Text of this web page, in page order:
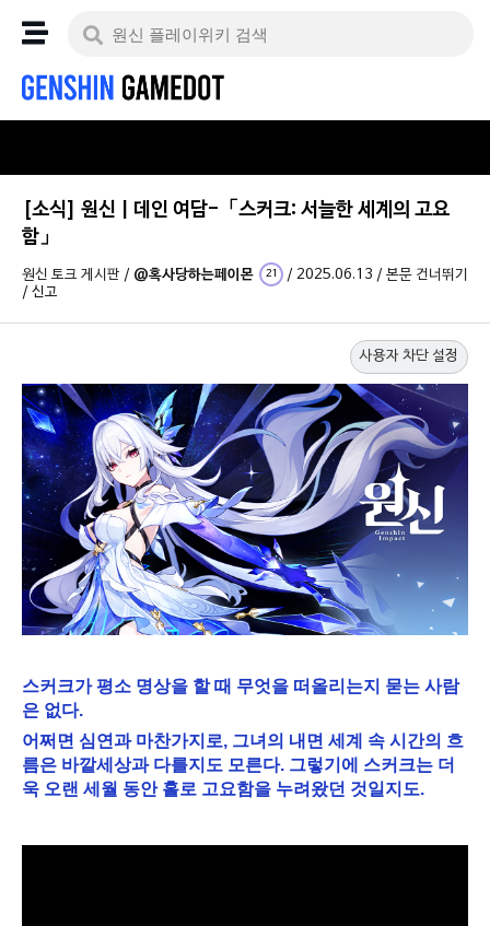
[소식] 원신 | 데인 여담-「스커크: 서늘한 세계의 고요
함」
원신 토크 게시판 / @혹사당하는페이몬 21 / 2025.06.13 / 본문 건너뛰기
/ 신고
사용자 차단 설정
스커크가 평소 명상을 할 때 무엇을 떠올리는지 묻는 사람
은 없다.
어쩌면 심연과 마찬가지로, 그녀의 내면 세계 속 시간의 흐
름은 바깥세상과 다를지도 모른다. 그렇기에 스커크는 더
욱 오랜 세월 동안 홀로 고요함을 누려왔던 것일지도.